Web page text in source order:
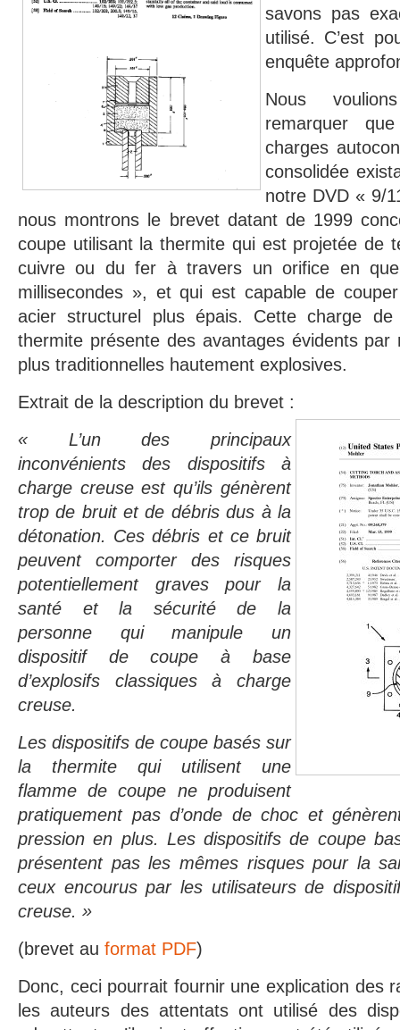
savons pas
utilisé. C’est
enquête
Nous
remarquer
charges
consolidée
notre DVD « 9/
nous montrons le brevet datant de 1999
coupe utilisant la thermite qui est projetée de
cuivre ou du fer à travers un orifice en
millisecondes », et qui est capable de
acier structurel plus épais. Cette charge
thermite présente des avantages évidents
plus traditionnelles hautement explosives.
Extrait de la description du brevet :
« L’un des principaux
inconvénients des dispositifs à
charge creuse est qu’ils génèrent
trop de bruit et de débris dus à la
détonation. Ces débris et ce bruit
peuvent comporter des risques
potentiellement graves pour la
santé et la sécurité de la
personne qui manipule un
dispositif de coupe à base
d’explosifs classiques à charge
creuse.
Les dispositifs de coupe basés sur
la thermite qui utilisent une
flamme de coupe ne produisent
pratiquement pas d’onde de choc et
pression en plus. Les dispositifs de coupe
présentent pas les mêmes risques pour la
ceux encourus par les utilisateurs de
creuse. »
(brevet au format PDF)
Donc, ceci pourrait fournir une explication des
les auteurs des attentats ont utilisé des